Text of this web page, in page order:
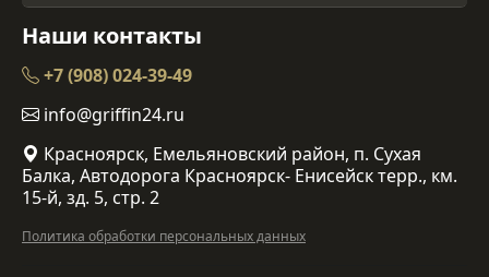
Наши контакты
+7 (908) 024-39-49
info@griffin24.ru
Красноярск, Емельяновский район, п. Сухая
Балка, Автодорога Красноярск- Енисейск терр., км.
15-й, зд. 5, стр. 2
Политика обработки персональных данных